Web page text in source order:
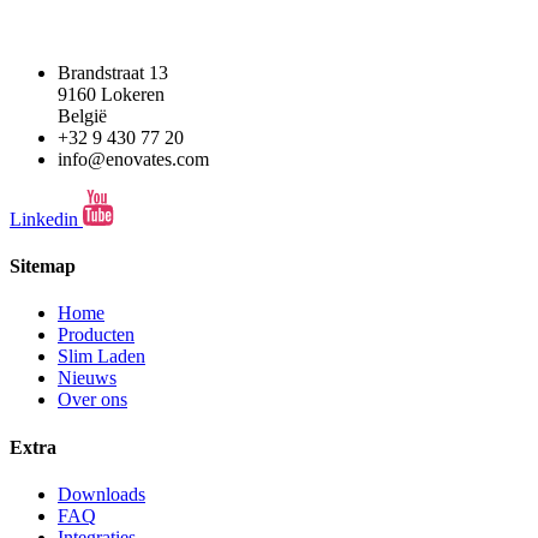
Brandstraat 13
9160 Lokeren
België
+32 9 430 77 20
info@enovates.com
Linkedin
Sitemap
Home
Producten
Slim Laden
Nieuws
Over ons
Extra
Downloads
FAQ